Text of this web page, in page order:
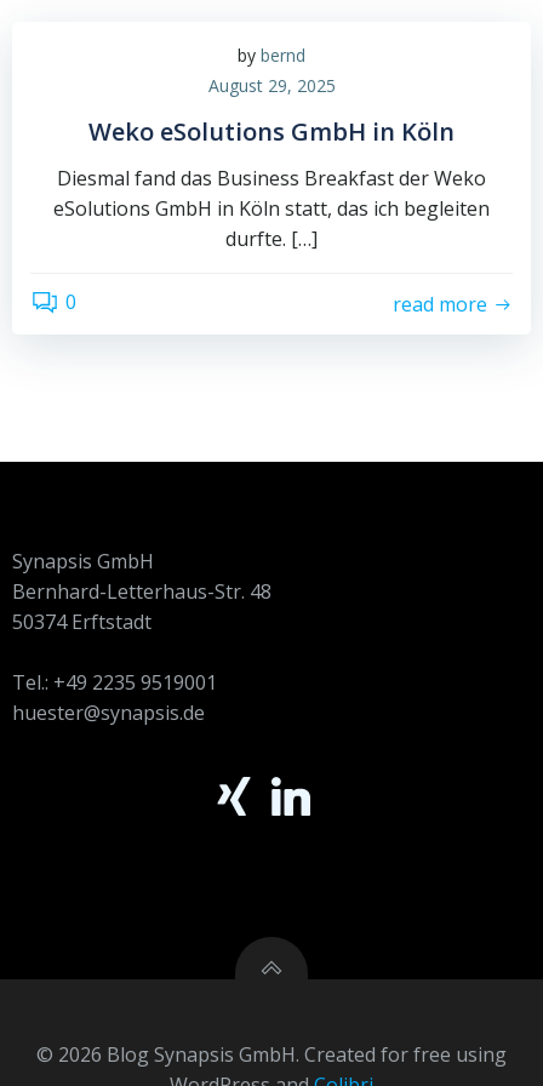
by bernd
August 29, 2025
Weko eSolutions GmbH in Köln
Diesmal fand das Business Breakfast der Weko
eSolutions GmbH in Köln statt, das ich begleiten
durfte. […]
0 read more
Synapsis GmbH
Bernhard-Letterhaus-Str. 48
50374 Erftstadt
Tel.: +49 2235 9519001
huester@synapsis.de
© 2026 Blog Synapsis GmbH. Created for free using